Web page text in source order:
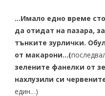
…Имало едно време
да отидат на пазара,
тънките зурлички.
от макарони…(
зелените фанелки от
нахлузили си
един…)